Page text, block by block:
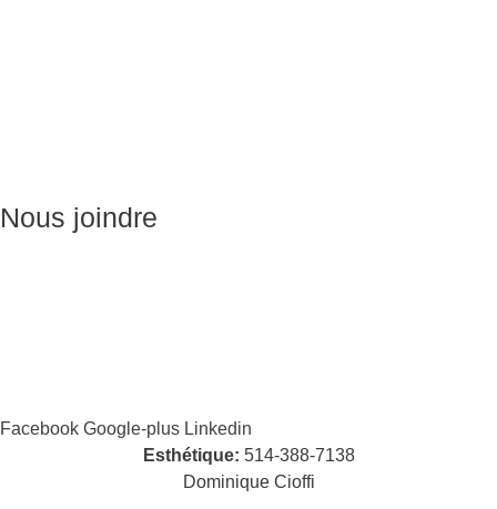
Nous joindre
Facebook Google-plus Linkedin
Esthétique: 514-388-7138
Dominique Cioffi